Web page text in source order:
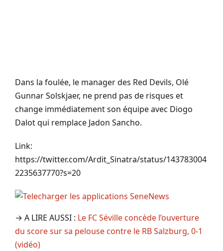
Dans la foulée, le manager des Red Devils, Olé
Gunnar Solskjaer, ne prend pas de risques et
change immédiatement son équipe avec Diogo
Dalot qui remplace Jadon Sancho.
Link:
https://twitter.com/Ardit_Sinatra/status/143783004
2235637770?s=20
→ A LIRE AUSSI : Le FC Séville concède l’ouverture
du score sur sa pelouse contre le RB Salzburg, 0-1
(vidéo)